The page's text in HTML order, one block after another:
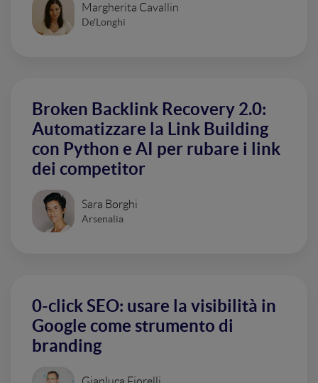
Margherita Cavallin
De'Longhi
Broken Backlink Recovery 2.0:
Automatizzare la Link Building
con Python e AI per rubare i link
dei competitor
Sara Borghi
Arsenalia
0-click SEO: usare la visibilità in
Google come strumento di
branding